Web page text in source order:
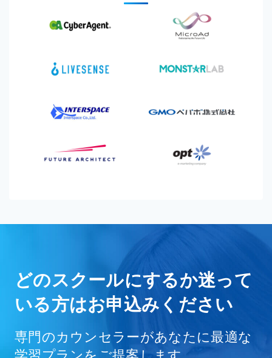
どのスクールにするか迷って
いる方はお申込みください
専門のカウンセラーがあなたに最適な